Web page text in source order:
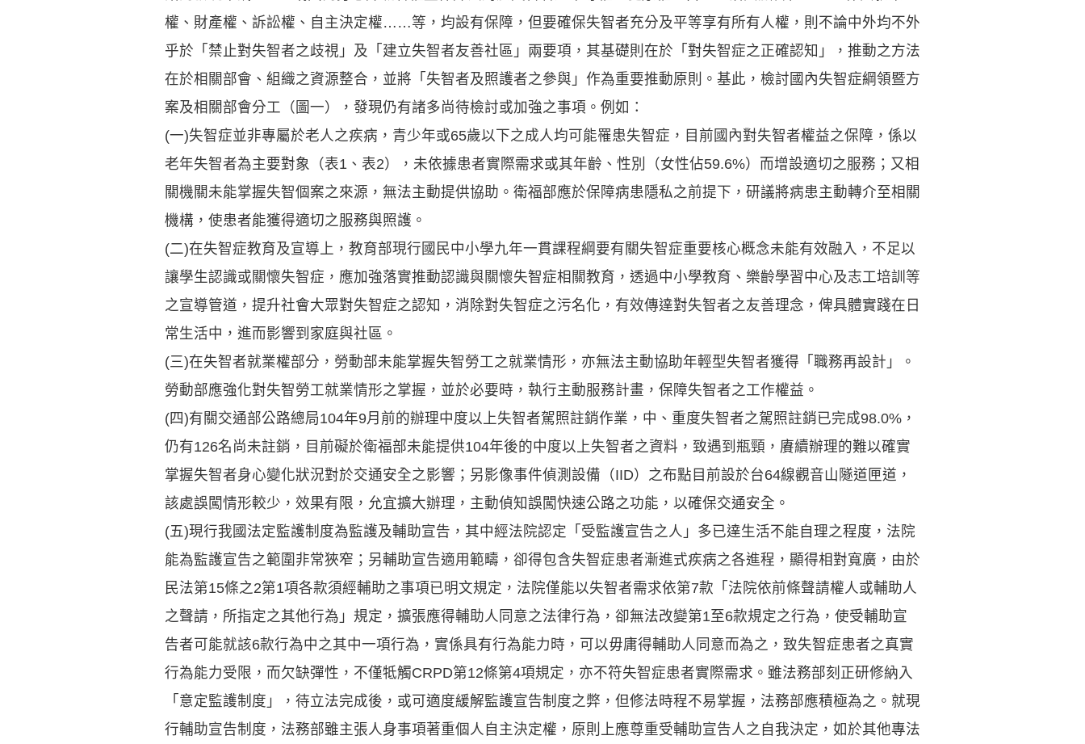
權、財產權、訴訟權、自主決定權……等，均設有保障，但要確保失智者充分及平等享有所有人權，則不論中外均不外
乎於「禁止對失智者之歧視」及「建立失智者友善社區」兩要項，其基礎則在於「對失智症之正確認知」，推動之方法
在於相關部會、組織之資源整合，並將「失智者及照護者之參與」作為重要推動原則。基此，檢討國內失智症綱領暨方
案及相關部會分工（圖一），發現仍有諸多尚待檢討或加強之事項。例如：
(一)失智症並非專屬於老人之疾病，青少年或65歲以下之成人均可能罹患失智症，目前國內對失智者權益之保障，係以
老年失智者為主要對象（表1、表2），未依據患者實際需求或其年齡、性別（女性佔59.6%）而增設適切之服務；又相
關機關未能掌握失智個案之來源，無法主動提供協助。衛福部應於保障病患隱私之前提下，研議將病患主動轉介至相關
機構，使患者能獲得適切之服務與照護。
(二)在失智症教育及宣導上，教育部現行國民中小學九年一貫課程綱要有關失智症重要核心概念未能有效融入，不足以
讓學生認識或關懷失智症，應加強落實推動認識與關懷失智症相關教育，透過中小學教育、樂齡學習中心及志工培訓等
之宣導管道，提升社會大眾對失智症之認知，消除對失智症之污名化，有效傳達對失智者之友善理念，俾具體實踐在日
常生活中，進而影響到家庭與社區。
(三)在失智者就業權部分，勞動部未能掌握失智勞工之就業情形，亦無法主動協助年輕型失智者獲得「職務再設計」。
勞動部應強化對失智勞工就業情形之掌握，並於必要時，執行主動服務計畫，保障失智者之工作權益。
(四)有關交通部公路總局104年9月前的辦理中度以上失智者駕照註銷作業，中、重度失智者之駕照註銷已完成98.0%，
仍有126名尚未註銷，目前礙於衛福部未能提供104年後的中度以上失智者之資料，致遇到瓶頸，賡續辦理的難以確實
掌握失智者身心變化狀況對於交通安全之影響；另影像事件偵測設備（IID）之布點目前設於台64線觀音山隧道匣道，
該處誤闖情形較少，效果有限，允宜擴大辦理，主動偵知誤闖快速公路之功能，以確保交通安全。
(五)現行我國法定監護制度為監護及輔助宣告，其中經法院認定「受監護宣告之人」多已達生活不能自理之程度，法院
能為監護宣告之範圍非常狹窄；另輔助宣告適用範疇，卻得包含失智症患者漸進式疾病之各進程，顯得相對寬廣，由於
民法第15條之2第1項各款須經輔助之事項已明文規定，法院僅能以失智者需求依第7款「法院依前條聲請權人或輔助人
之聲請，所指定之其他行為」規定，擴張應得輔助人同意之法律行為，卻無法改變第1至6款規定之行為，使受輔助宣
告者可能就該6款行為中之其中一項行為，實係具有行為能力時，可以毋庸得輔助人同意而為之，致失智症患者之真實
行為能力受限，而欠缺彈性，不僅牴觸CRPD第12條第4項規定，亦不符失智症患者實際需求。雖法務部刻正研修納入
「意定監護制度」，待立法完成後，或可適度緩解監護宣告制度之弊，但修法時程不易掌握，法務部應積極為之。就現
行輔助宣告制度，法務部雖主張人身事項著重個人自主決定權，原則上應尊重受輔助宣告人之自我決定，如於其他專法